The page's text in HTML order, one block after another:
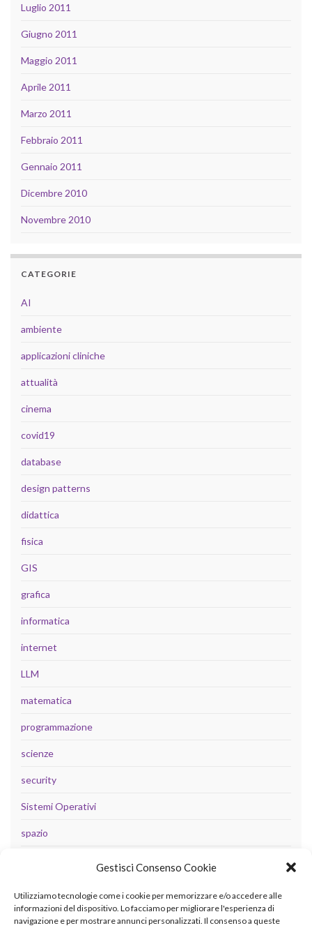
Gestisci Consenso Cookie
Utilizziamo tecnologie come i cookie per memorizzare e/o accedere alle
informazioni del dispositivo. Lo facciamo per migliorare l'esperienza di
navigazione e per mostrare annunci personalizzati. Il consenso a queste
Luglio 2011
Giugno 2011
Maggio 2011
Aprile 2011
Marzo 2011
Febbraio 2011
Gennaio 2011
Dicembre 2010
Novembre 2010
CATEGORIE
AI
ambiente
applicazioni cliniche
attualità
cinema
covid19
database
design patterns
didattica
fisica
GIS
grafica
informatica
internet
LLM
matematica
programmazione
scienze
security
Sistemi Operativi
spazio